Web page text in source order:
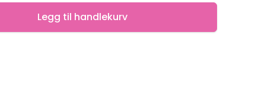
Legg til handlekurv